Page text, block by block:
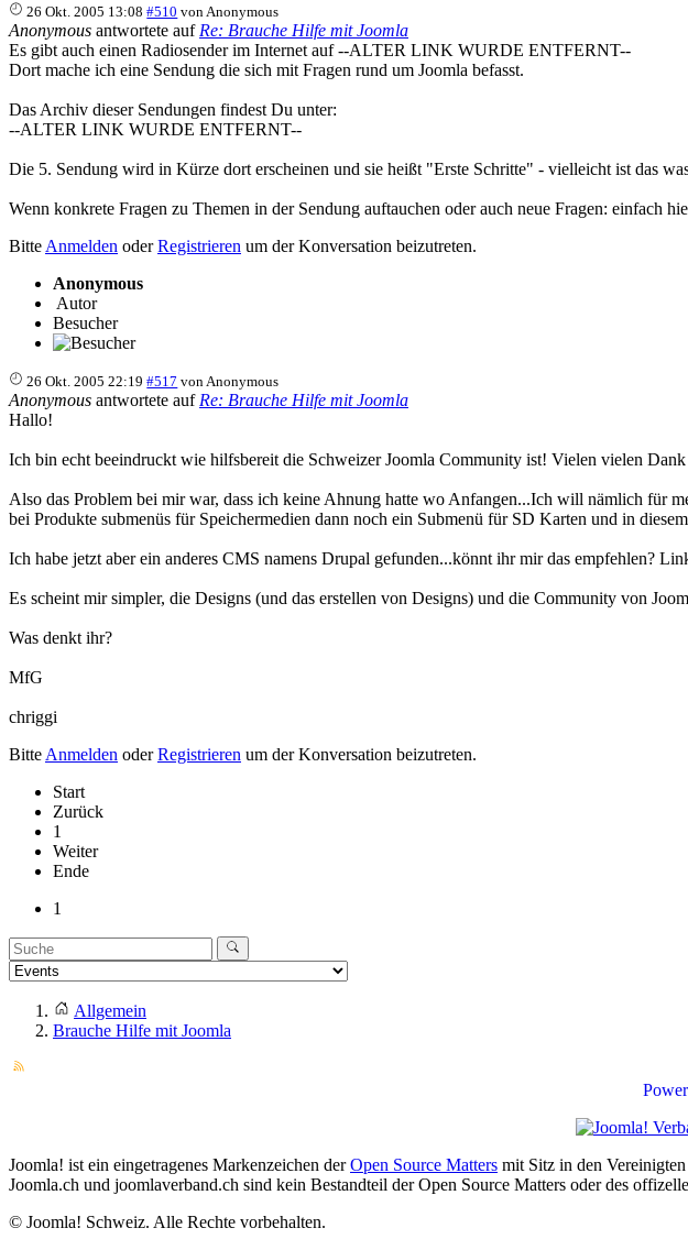
26 Okt. 2005 13:08 #510 von Anonymous
Anonymous antwortete auf Re: Brauche Hilfe mit Joomla
Es gibt auch einen Radiosender im Internet auf --ALTER LINK WURDE ENTFERNT--
Dort mache ich eine Sendung die sich mit Fragen rund um Joomla befasst.
Das Archiv dieser Sendungen findest Du unter:
--ALTER LINK WURDE ENTFERNT--
Die 5. Sendung wird in Kürze dort erscheinen und sie heißt "Erste Schritte" - vielleicht ist das
Wenn konkrete Fragen zu Themen in der Sendung auftauchen oder auch neue Fragen: einfach
Bitte Anmelden oderRegistrieren um der Konversation beizutreten.
Anonymous
Autor
Besucher
26 Okt. 2005 22:19 #517 von Anonymous
Anonymous antwortete auf Re: Brauche Hilfe mit Joomla
Hallo!
Ich bin echt beeindruckt wie hilfsbereit die Schweizer Joomla Community ist! Vielen vielen
Also das Problem bei mir war, dass ich keine Ahnung hatte wo Anfangen...Ich will nämlich für
bei Produkte submenüs für Speichermedien dann noch ein Submenü für SD Karten und in
Ich habe jetzt aber ein anderes CMS namens Drupal gefunden...könnt ihr mir das
Es scheint mir simpler, die Designs (und das erstellen von Designs) und die Community von
Was denkt ihr?
MfG
chriggi
Bitte Anmelden oderRegistrieren um der Konversation beizutreten.
Start
Zurück
1
Weiter
Ende
1
Allgemein
Brauche Hilfe mit Joomla
Joomla! ist ein eingetragenes Markenzeichen derOpen Source Matters mit Sitz in den Vereinigten
Joomla.ch und joomlaverband.ch sind kein Bestandteil der Open Source Matters oder des
© Joomla! Schweiz. Alle Rechte vorbehalten.